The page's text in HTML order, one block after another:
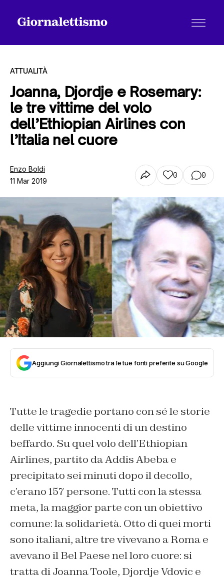
Tutti gli articoli
ATTUALITÀ
Joanna, Djordje e Rosemary:
le tre vittime del volo
dell’Ethiopian Airlines con
l’Italia nel cuore
Enzo Boldi
11 Mar 2019
0 0
Aggiungi Giornalettismo tra le tue fonti preferite su Google
Tutte le tragedie portano con sé le storie
delle vittime innocenti di un destino
beffardo. Su quel volo dell’Ethiopian
Airlines, partito da Addis Abeba e
precipitato sei minuti dopo il decollo,
c’erano 157 persone. Tutti con la stessa
meta, la maggior parte con un obiettivo
comune: la solidarietà. Otto di quei morti
sono italiani, altre tre vivevano a Roma e
avevano il Bel Paese nel loro cuore: si
tratta di Joanna Toole, Djordje Vdovic e